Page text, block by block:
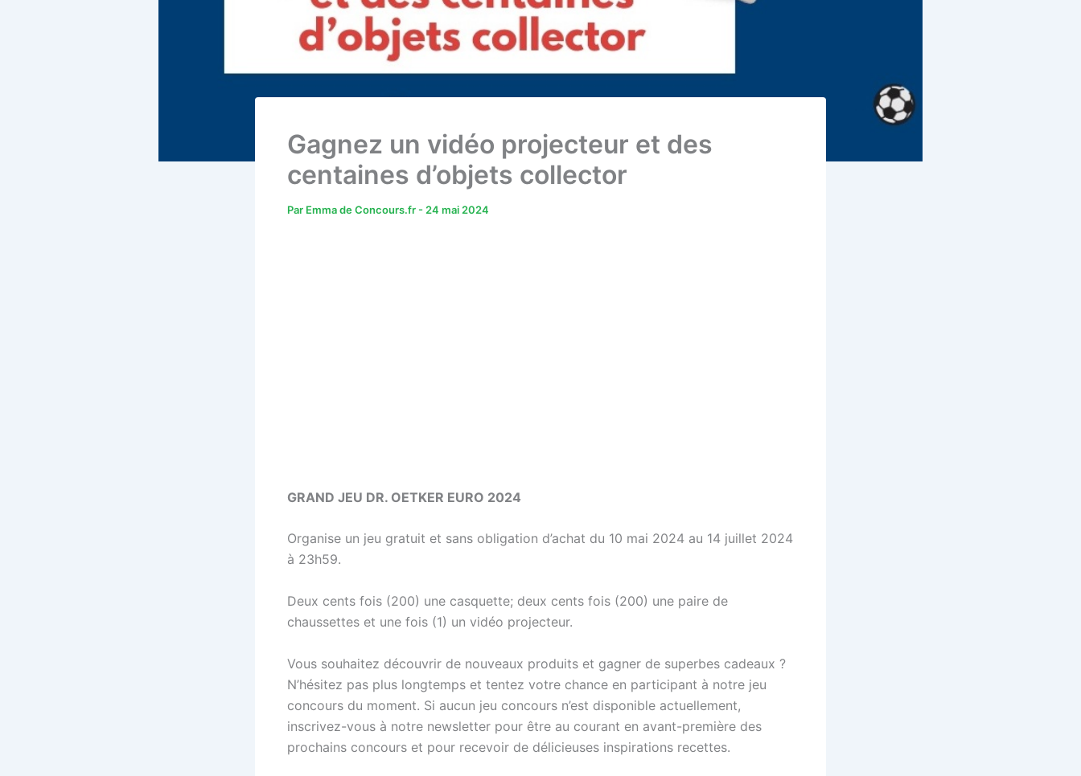
Gagnez un vidéo projecteur et des
centaines d’objets collector
Par Emma de Concours.fr - 24 mai 2024
GRAND JEU DR. OETKER EURO 2024
Organise un jeu gratuit et sans obligation d’achat du 10 mai 2024 au 14 juillet 2024
à 23h59.
Deux cents fois (200) une casquette; deux cents fois (200) une paire de
chaussettes et une fois (1) un vidéo projecteur.
Vous souhaitez découvrir de nouveaux produits et gagner de superbes cadeaux ?
N’hésitez pas plus longtemps et tentez votre chance en participant à notre jeu
concours du moment. Si aucun jeu concours n’est disponible actuellement,
inscrivez-vous à notre newsletter pour être au courant en avant-première des
prochains concours et pour recevoir de délicieuses inspirations recettes.